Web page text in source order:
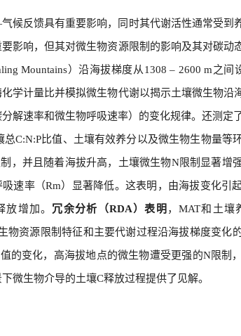
候反馈具有重要影响，同时其代谢活性通常受到
影响，但其对微生物资源限制的影响及其对碳动
Mountains）沿海拔梯度从1308 – 2600 m之间
学计量比并模拟微生物代谢以揭示土壤微生物沿
解速率和微生物呼吸速率）的变化规律。还测定
C:N:P比值、土壤有效养分以及微生物生物量等
，并且随着海拔升高，土壤微生物N限制显著增
速率（Rm）显著降低。这表明，由海拔变化引
增加。 冗余分析（RDA）表明 ，MAT和土壤
物资源限制特征和主要代谢过程沿海拔梯度变化
的变化，高海拔地点的微生物遭受更强的N限制
微生物介导的土壤C释放过程提供了见解。